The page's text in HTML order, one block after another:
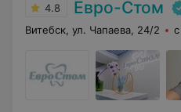
4.8 Евро-Стом
Витебск, ул. Чапаева, 24/2